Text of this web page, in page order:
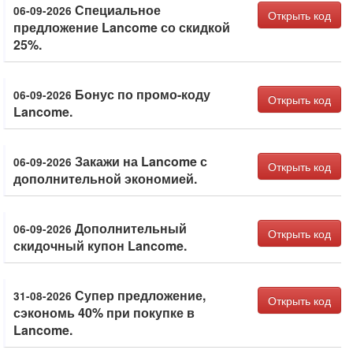
06-09-2026 Специальное
предложение Lancome со скидкой
25%.
Открыть код
06-09-2026 Бонус по промо-коду
Lancome.
Открыть код
06-09-2026 Закажи на Lancome с
дополнительной экономией.
Открыть код
06-09-2026 Дополнительный
скидочный купон Lancome.
Открыть код
31-08-2026 Супер предложение,
сэкономь 40% при покупке в
Lancome.
Открыть код